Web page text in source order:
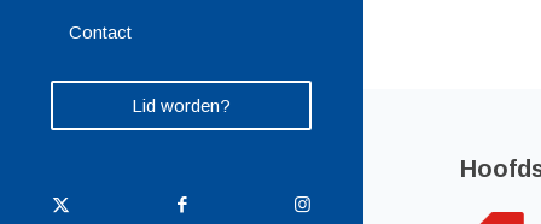
Contact
Lid worden?